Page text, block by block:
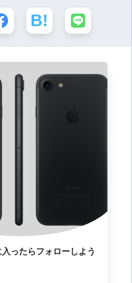
ったらフォローしよう